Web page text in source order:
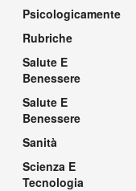
Psicologicamente
Rubriche
Salute E
Benessere
Salute E
Benessere
Sanità
Scienza E
Tecnologia